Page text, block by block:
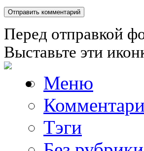
Перед отправкой
Выставьте эти
Меню
Тэги